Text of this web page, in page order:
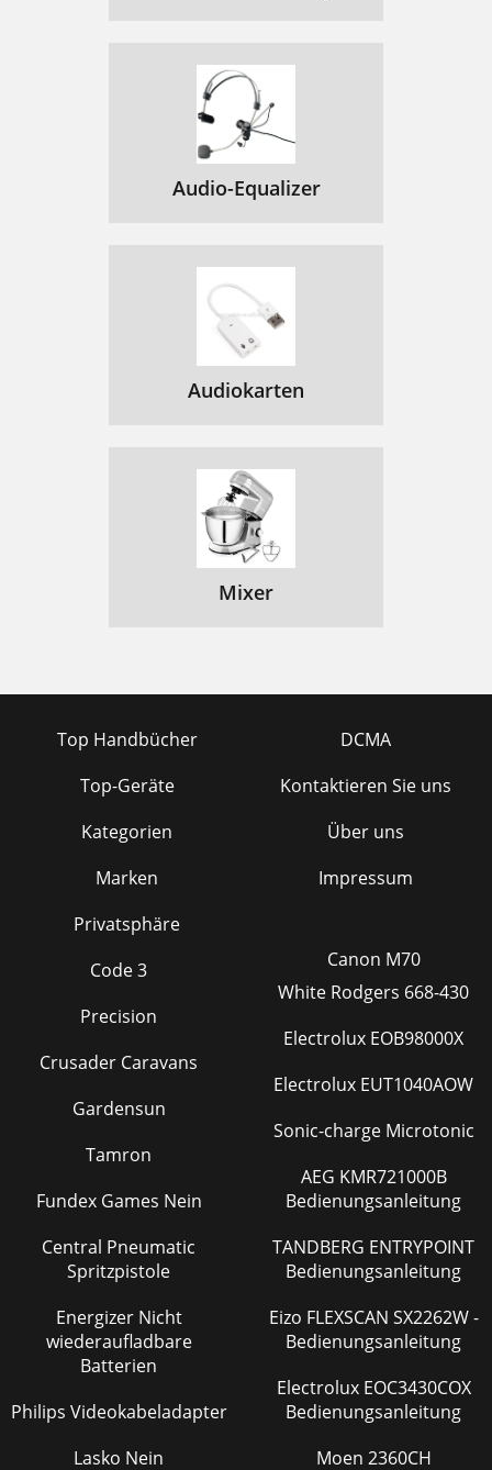
Audio-Equalizer
Audiokarten
Mixer
Top Handbücher
Top-Geräte
Kategorien
Marken
Privatsphäre
DCMA
Kontaktieren Sie uns
Über uns
Impressum
Code 3
Precision
Crusader Caravans
Gardensun
Tamron
Fundex Games Nein
Central Pneumatic
Spritzpistole
Energizer Nicht
wiederaufladbare
Batterien
Philips Videokabeladapter
Lasko Nein
Canon M70
White Rodgers 668-430
Electrolux EOB98000X
Electrolux EUT1040AOW
Sonic-charge Microtonic
AEG KMR721000B
Bedienungsanleitung
TANDBERG ENTRYPOINT
Bedienungsanleitung
Eizo FLEXSCAN SX2262W -
Bedienungsanleitung
Electrolux EOC3430COX
Bedienungsanleitung
Moen 2360CH